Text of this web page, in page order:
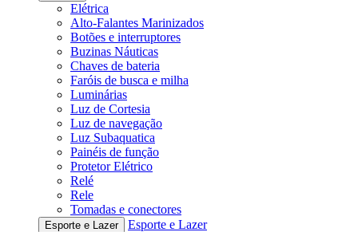
Elétrica
Alto-Falantes Marinizados
Botões e interruptores
Buzinas Náuticas
Chaves de bateria
Faróis de busca e milha
Luminárias
Luz de Cortesia
Luz de navegação
Luz Subaquatica
Painéis de função
Protetor Elétrico
Relé
Rele
Tomadas e conectores
Esporte e Lazer
Esporte e Lazer